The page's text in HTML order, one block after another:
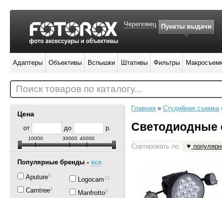
Цена
от до р.
10000 30000 40000
Популярные бренды - все
Aputure6
Camtree1
Logocam11
Manfrotto8
Главная » Студийная съемка
Светодиодные
Сортировать по:
Череповец Пункты выдачи
Адаптеры Объективы Вспышки Штативы Фильтры
Поиск товаров по каталогу...